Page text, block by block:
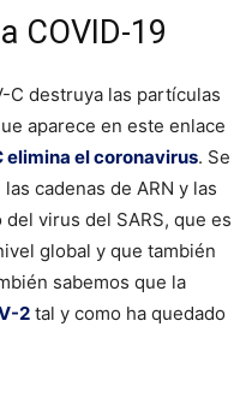
COVID-19
C destruya las partículas
aparece en este enlace
el coronavirus. Se
cadenas de ARN y las
virus del SARS, que es
global y que también
sabemos que la
2 tal y como ha quedado